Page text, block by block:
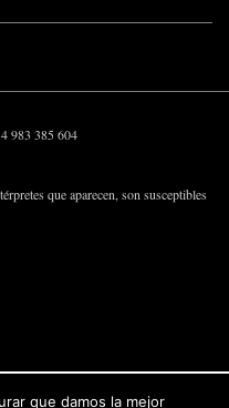
983 385 604
que aparecen, son susceptibles
que damos la mejor